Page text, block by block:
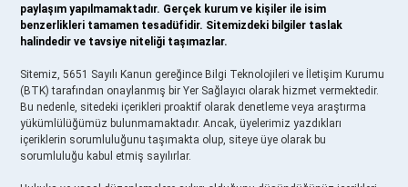
paylaşım yapılmamaktadır. Gerçek kurum ve kişiler ile isim
benzerlikleri tamamen tesadüfidir. Sitemizdeki bilgiler taslak
halindedir ve tavsiye niteliği taşımazlar.
Sitemiz, 5651 Sayılı Kanun gereğince Bilgi Teknolojileri ve İletişim Kurumu
(BTK) tarafından onaylanmış bir Yer Sağlayıcı olarak hizmet vermektedir.
Bu nedenle, sitedeki içerikleri proaktif olarak denetleme veya araştırma
yükümlülüğümüz bulunmamaktadır. Ancak, üyelerimiz yazdıkları
içeriklerin sorumluluğunu taşımakta olup, siteye üye olarak bu
sorumluluğu kabul etmiş sayılırlar.